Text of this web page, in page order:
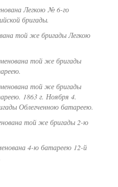
Легкою № 6-го
бригады.
той же бригады Легкою
той же бригады
той же бригады
1863 г. Ноября 4.
Облегченною батареею.
той же бригады 2-ю
4-ю батареею 12-й